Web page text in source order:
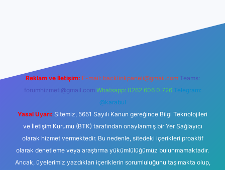
Reklam ve İletişim: E-mail: backlinkpaneli@gmail.com Teams:
forumhizmeti@gmail.com Whatsapp: 0262 606 0 726 Telegram:
@karabul
Yasal Uyarı: Sitemiz, 5651 Sayılı Kanun gereğince Bilgi Teknolojileri
ve İletişim Kurumu (BTK) tarafından onaylanmış bir Yer Sağlayıcı
olarak hizmet vermektedir. Bu nedenle, sitedeki içerikleri proaktif
olarak denetleme veya araştırma yükümlülüğümüz bulunmamaktadır.
Ancak, üyelerimiz yazdıkları içeriklerin sorumluluğunu taşımakta olup,